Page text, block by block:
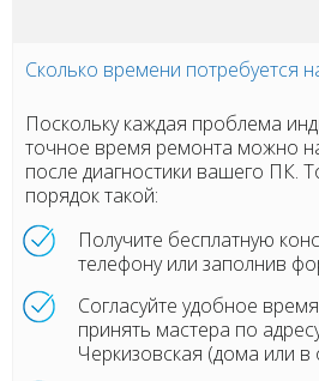
Сколько времени потребуется
Поскольку каждая проблема
точное время ремонта можно
после диагностики вашего ПК.
порядок такой:
Получите бесплатную
телефону или заполнив
Согласуйте удобное
принять мастера по
Черкизовская (дома или в